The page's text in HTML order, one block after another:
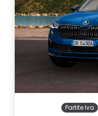
Partite Iva